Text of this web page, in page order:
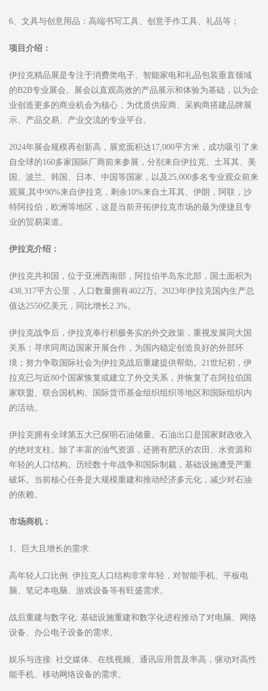
6、文具与创意用品：高端书写工具、创意手作工具、礼品等；
项目介绍：
伊拉克精品展是专注于消费类电子、智能家电和礼品包装垂直领域
的B2B专业展会。展会以直观高效的产品展示和体验为基础，以为企
业创造更多的商业机会为核心，为优质供应商、采购商搭建品牌展
示、产品交易、产业交流的专业平台。
2024年展会规模再创新高，展览面积达17,000平方米，成功吸引了来
自全球的160多家国际厂商前来参展，分别来自伊拉克、土耳其、美
国、波兰、韩国、日本、中国等国家，以及25,000多名专业观众前来
观展,其中90%来自伊拉克，剩余10%来自土耳其、伊朗，阿联，沙
特阿拉伯，欧洲等地区，这是当前开拓伊拉克市场的最为便捷且专
业的贸易渠道。
伊拉克介绍：
伊拉克共和国，位于亚洲西南部，阿拉伯半岛东北部，国土面积为
438,317平方公里，人口数量拥有4022万。2023年伊拉克国内生产总
值达2550亿美元，同比增长2.3%。
伊拉克战争后，伊拉克奉行积极务实的外交政策，重视发展同大国
关系；寻求同周边国家开展合作，为国内稳定创造良好的外部环
境；努力争取国际社会为伊拉克战后重建提供帮助。21世纪初，伊
拉克已与近80个国家恢复或建立了外交关系，并恢复了在阿拉伯国
家联盟、联合国机构、国际货币基金组织组织等地区和国际组织内
的活动。
伊拉克拥有全球第五大已探明石油储量。石油出口是国家财政收入
的绝对支柱。除了丰富的油气资源，还拥有肥沃的农田、水资源和
年轻的人口结构。历经数十年战争和国际制裁，基础设施遭受严重
破坏。当前核心任务是大规模重建和推动经济多元化，减少对石油
的依赖。
市场商机：
1、巨大且增长的需求:
高年轻人口比例: 伊拉克人口结构非常年轻，对智能手机、平板电
脑、笔记本电脑、游戏设备等有旺盛需求。
战后重建与数字化: 基础设施重建和数字化进程推动了对电脑、网络
设备、办公电子设备的需求。
娱乐与连接: 社交媒体、在线视频、通讯应用普及率高，驱动对高性
能手机、移动网络设备的需求。